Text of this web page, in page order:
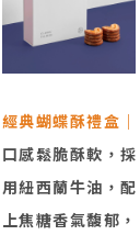
經典蝴蝶酥禮盒｜
口感鬆脆酥軟，採
用紐西蘭牛油，配
上焦糖香氣馥郁，